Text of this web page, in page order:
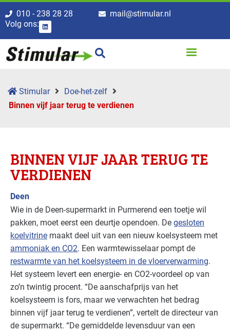
010 - 238 28 28
mail@stimular.nl
Volg ons:
Stimular
Doe-het-zelf
Binnen vijf jaar terug te verdienen
BINNEN VIJF JAAR TERUG TE
VERDIENEN
Deen
Wie in de Deen-supermarkt in Purmerend een toetje wil
pakken, moet eerst een deurtje opendoen. De gesloten
koelvitrine maakt deel uit van een nieuw koelsysteem met
ammoniak en CO2. Een warmtewisselaar pompt de
restwarmte van het koelsysteem in de vloerverwarming.
Het systeem levert een energie- en CO2-voordeel op van
zo’n twintig procent. “De aanschafprijs van het
koelsysteem is fors, maar we verwachten het bedrag
binnen vijf jaar terug te verdienen”, vertelt de directeur van
de supermarkt. “De gemiddelde levensduur van een